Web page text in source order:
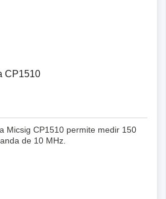
CP1510
Micsig CP1510 permite medir 150
de 10 MHz.